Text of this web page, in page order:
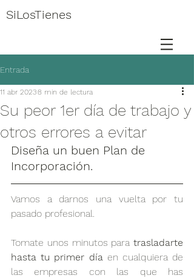
SiLosTienes
Entrada
Su peor 1er día de trabajo y
otros errores a evitar
11 abr 20238 min de lectura
Diseña un buen Plan de
Incorporación.
Vamos a darnos una vuelta por tu
pasado profesional.
Tomate unos minutos para trasladarte
hasta tu primer día en cualquiera de
las empresas con las que has